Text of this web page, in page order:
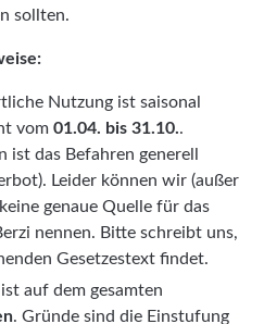
sollten.
Nutzung ist saisonal
vom 01.04. bis 31.10..
das Befahren generell
Leider können wir (außer
genaue Quelle für das
nennen. Bitte schreibt uns,
Gesetzestext findet.
auf dem gesamten
. Gründe sind die Einstufung